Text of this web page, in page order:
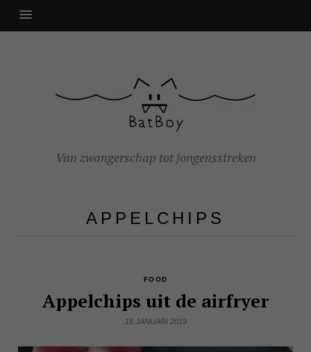
Van zwangerschap tot jongensstreken
APPELCHIPS
FOOD
Appelchips uit de airfryer
15 JANUARI 2019